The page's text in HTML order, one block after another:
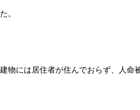
。
には居住者が住んでおらず、人命